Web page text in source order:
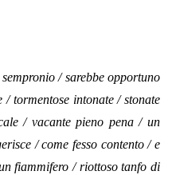
/ sarebbe opportuno
/ tormentose intonate / stonate
/ vacante pieno pena / un
/ come fesso contento / e
fiammifero / riottoso tanfo di